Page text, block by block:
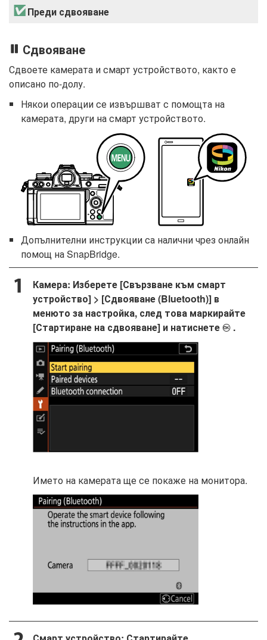
Преди сдвояване
Сдвояване
Сдвоете камерата и смарт устройството, както е
описано по-долу.
Някои операции се извършват с помощта на
камерата, други на смарт устройството.
Допълнителни инструкции са налични чрез онлайн
помощ на SnapBridge.
Камера: Изберете [Свързване към смарт
устройство] > [Сдвояване (Bluetooth)] в
менюто за настройка, след това маркирайте
[Стартиране на сдвояване] и натиснете J .
Името на камерата ще се покаже на монитора.